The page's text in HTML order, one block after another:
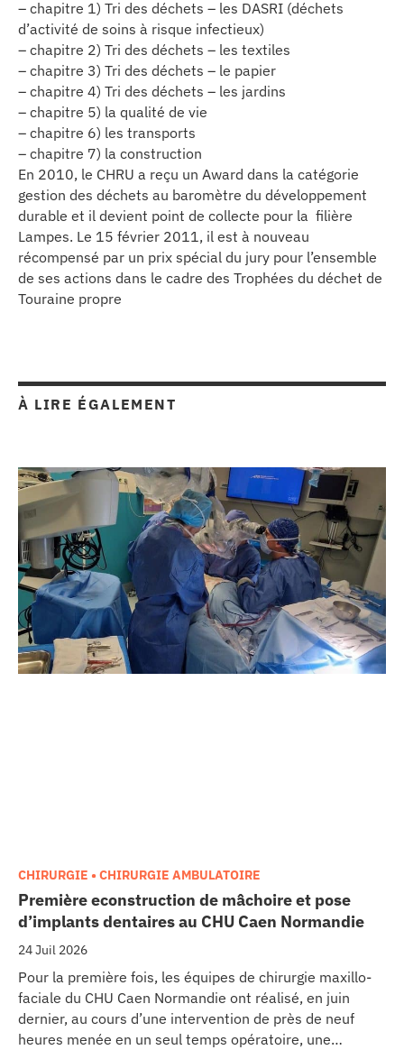
– chapitre 1) Tri des déchets – les DASRI (déchets
d’activité de soins à risque infectieux)
– chapitre 2) Tri des déchets – les textiles
– chapitre 3) Tri des déchets – le papier
– chapitre 4) Tri des déchets – les jardins
– chapitre 5) la qualité de vie
– chapitre 6) les transports
– chapitre 7) la construction
En 2010, le CHRU a reçu un Award dans la catégorie
gestion des déchets au baromètre du développement
durable et il devient point de collecte pour la filière
Lampes. Le 15 février 2011, il est à nouveau
récompensé par un prix spécial du jury pour l’ensemble
de ses actions dans le cadre des Trophées du déchet de
Touraine propre
À LIRE ÉGALEMENT
Première econstruction de mâchoire et pose
d’implants dentaires au CHU Caen Normandie
24 Juil 2026
CHIRURGIE • CHIRURGIE AMBULATOIRE
Pour la première fois, les équipes de chirurgie maxillo-
faciale du CHU Caen Normandie ont réalisé, en juin
dernier, au cours d’une intervention de près de neuf
heures menée en un seul temps opératoire, une